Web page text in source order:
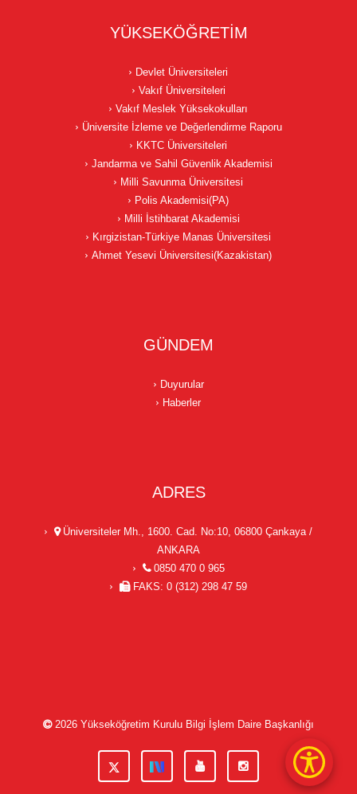
YÜKSEKÖĞRETİM
Devlet Üniversiteleri
Vakıf Üniversiteleri
Vakıf Meslek Yüksekokulları
Üniversite İzleme ve Değerlendirme Raporu
KKTC Üniversiteleri
Jandarma ve Sahil Güvenlik Akademisi
Milli Savunma Üniversitesi
Polis Akademisi(PA)
Milli İstihbarat Akademisi
Kırgizistan-Türkiye Manas Üniversitesi
Ahmet Yesevi Üniversitesi(Kazakistan)
GÜNDEM
Duyurular
Haberler
ADRES
Üniversiteler Mh., 1600. Cad. No:10, 06800 Çankaya /
ANKARA
0850 470 0 965
FAKS: 0 (312) 298 47 59
2026 Yükseköğretim Kurulu Bilgi İşlem Daire Başkanlığı